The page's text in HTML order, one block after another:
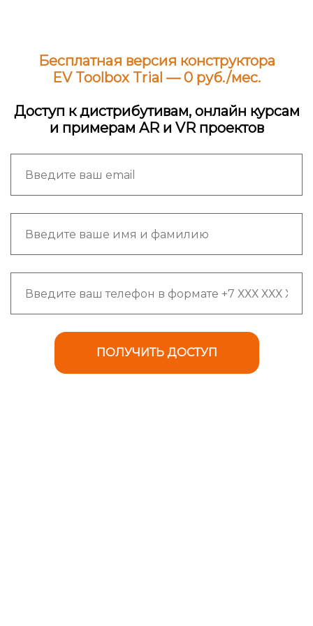
Бесплатная версия конструктора
EV Toolbox Trial — 0 руб./мес.
Доступ к дистрибутивам, онлайн курсам
и примерам AR и VR проектов
ПОЛУЧИТЬ ДОСТУП